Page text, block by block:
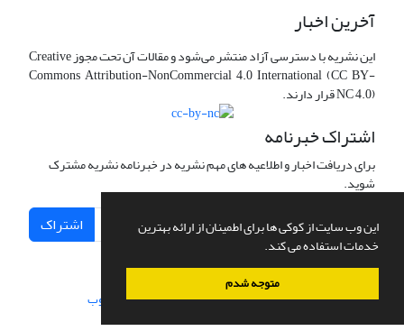
این وب سایت از کوکی ها برای اطمینان از ارائه بهترین
خدمات استفاده می کند.
متوجه شدم
آخرین اخبار
این نشریه با دسترسی آزاد منتشر می‌شود و مقالات آن تحت مجوز Creative
Commons Attribution-NonCommercial 4.0 International (CC BY-
NC 4.0) قرار دارند.
اشتراک خبرنامه
برای دریافت اخبار و اطلاعیه های مهم نشریه در خبرنامه نشریه مشترک
شوید.
اشتراک
سامانه مدیریت نشریات علمی.طراحی و پیاده سازی از سیناوب